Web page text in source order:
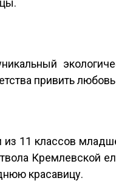
привить
из 11 классов
Кремлевской
красавицу.